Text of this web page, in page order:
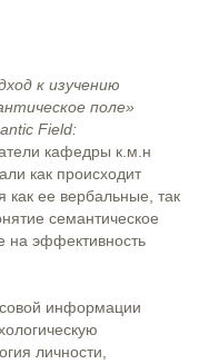
к изучению
поле»
Field:
кафедры к.м.н
как происходит
ее вербальные, так
семантическое
на эффективность
информации
личности,